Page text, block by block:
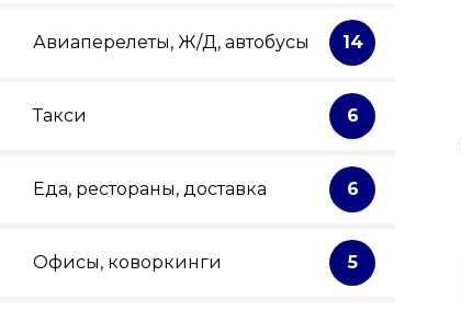
Авиаперелеты, Ж/Д, автобусы 14
Такси 6
Еда, рестораны, доставка 6
Офисы, коворкинги 5